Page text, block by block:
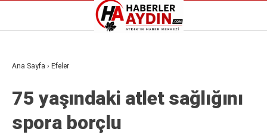
Aydın Haberleri
Aydın nöbetçi eczaneler
Aydın Sinema salonları
Döviz Kurları
Ana Sayfa › Efeler
75 yaşındaki atlet sağlığını
spora borçlu